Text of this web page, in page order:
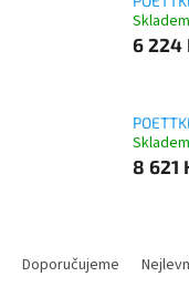
Skladem
6 224
Skladem
8 621
Doporučujeme